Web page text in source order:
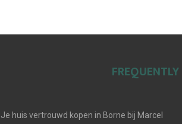
Je huis vertrouwd kopen in Borne bij Marcel